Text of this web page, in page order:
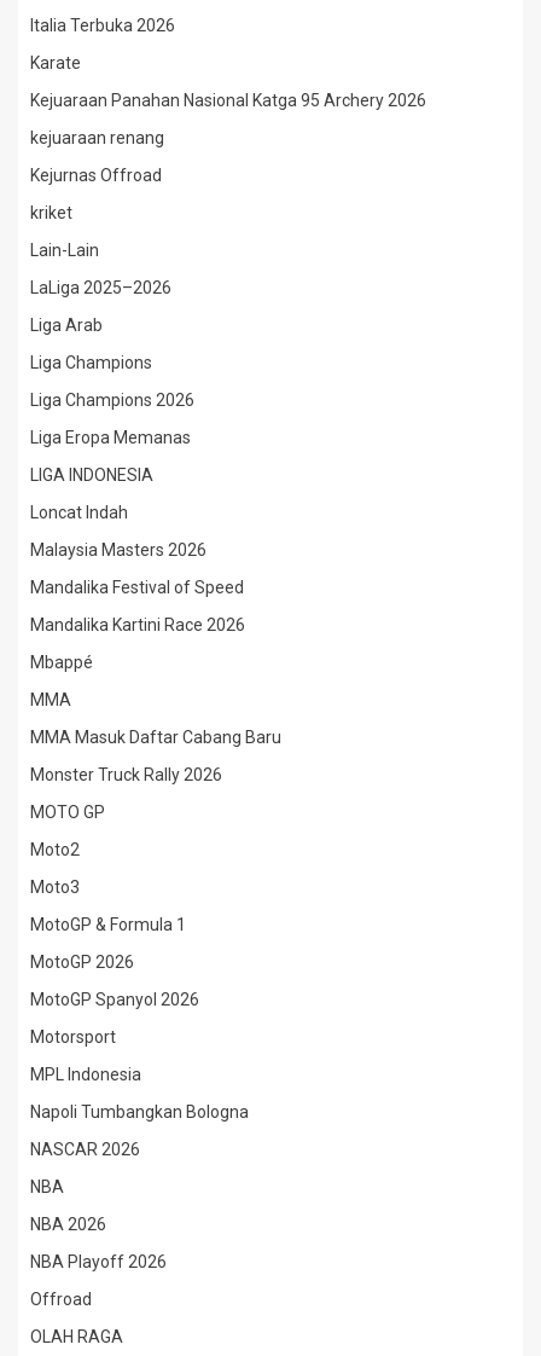
Italia Terbuka 2026
Karate
Kejuaraan Panahan Nasional Katga 95 Archery 2026
kejuaraan renang
Kejurnas Offroad
kriket
Lain-Lain
LaLiga 2025–2026
Liga Arab
Liga Champions
Liga Champions 2026
Liga Eropa Memanas
LIGA INDONESIA
Loncat Indah
Malaysia Masters 2026
Mandalika Festival of Speed
Mandalika Kartini Race 2026
Mbappé
MMA
MMA Masuk Daftar Cabang Baru
Monster Truck Rally 2026
MOTO GP
Moto2
Moto3
MotoGP & Formula 1
MotoGP 2026
MotoGP Spanyol 2026
Motorsport
MPL Indonesia
Napoli Tumbangkan Bologna
NASCAR 2026
NBA
NBA 2026
NBA Playoff 2026
Offroad
OLAH RAGA